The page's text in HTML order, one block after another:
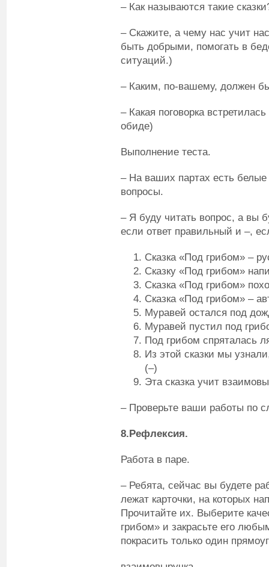
– Как называются такие
– Скажите, а чему нас учит
быть добрыми, помогать в
ситуаций.)
– Каким, по-вашему, должен
– Какая поговорка
обиде)
Выполнение теста.
– На ваших партах есть
вопросы.
– Я буду читать вопрос, а вы
если ответ правильный и –,
Сказка «Под грибом» –
Сказку «Под грибом»
Сказка «Под грибом»
Сказка «Под грибом» –
Муравей остался под
Муравей пустил под
Под грибом спряталась
Из этой сказки мы
(–)
Эта сказка учит
– Проверьте ваши работы по
8.Рефлексия.
Работа в паре.
– Ребята, сейчас вы будете
лежат карточки, на которых
Прочитайте их. Выберите
грибом» и закрасьте его
покрасить только один